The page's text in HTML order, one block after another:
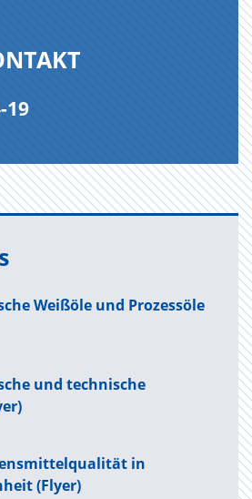
19
Weißöle und Prozessöle
und technische
in
(Flyer)